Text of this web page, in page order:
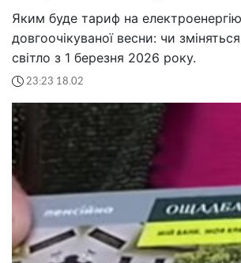
Яким буде тариф на
довгоочікуваної весни: чи
світло з 1 березня 2026 року.
23:23 18.02